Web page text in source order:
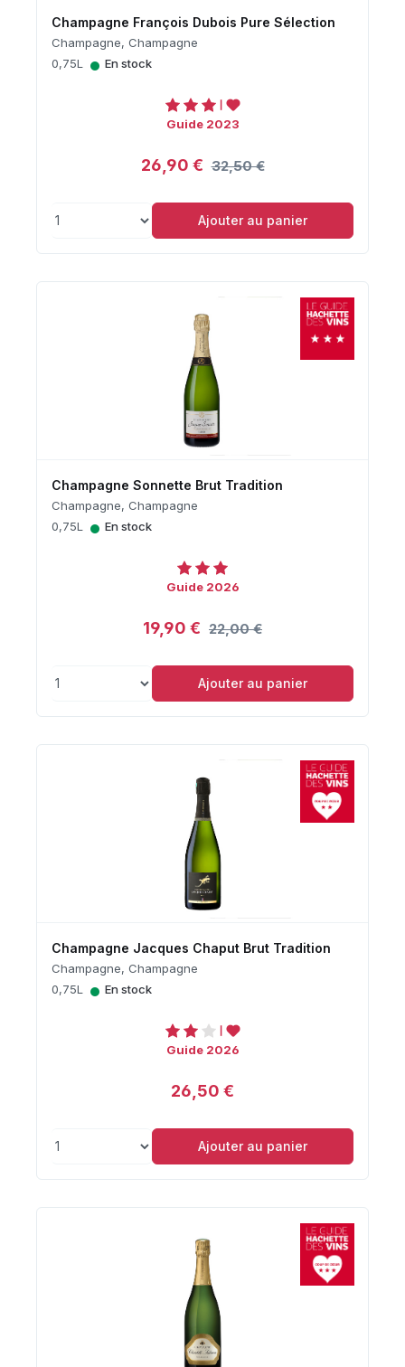
Champagne François Dubois Pure Sélection
Champagne, Champagne
0,75L
• En stock
Guide 2023
26,90 € 32,50 €
Ajouter au panier
Champagne Sonnette Brut Tradition
Champagne, Champagne
0,75L
• En stock
Guide 2026
19,90 € 22,00 €
Ajouter au panier
Champagne Jacques Chaput Brut Tradition
Champagne, Champagne
0,75L
• En stock
Guide 2026
26,50 €
Ajouter au panier